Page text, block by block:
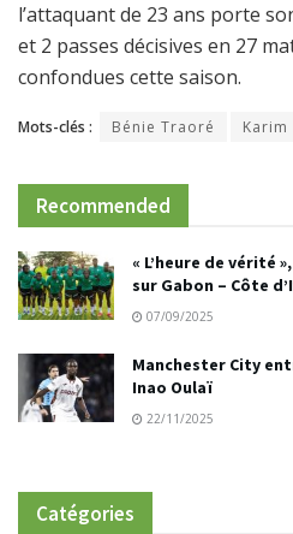
l’attaquant de 23 ans porte
et 2 passes décisives en 27
confondues cette saison.
Mots-clés : Bénie Traoré Karim
Recommended
« L’heure de vérité
sur Gabon – Côte
07/09/2025
Manchester City
Inao Oulaï
22/11/2025
Catégories